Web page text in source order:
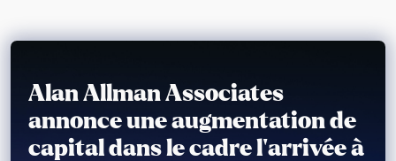
Alan Allman Associates
annonce une augmentation de
capital dans le cadre l’arrivée à